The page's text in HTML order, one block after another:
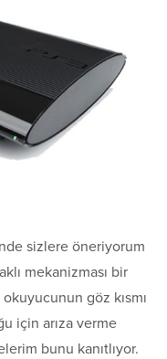
sizlere öneriyorum
mekanizması bir
okuyucunun göz kısmı
için arıza verme
bunu kanıtlıyor.